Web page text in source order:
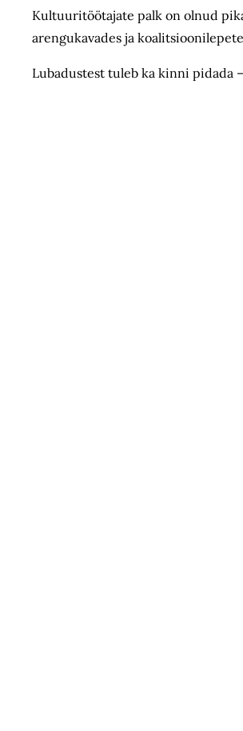
Kultuuritöötajate palk on olnud
arengukavades ja
Lubadustest tuleb ka kinni pidada